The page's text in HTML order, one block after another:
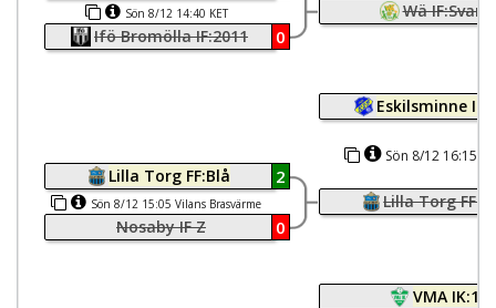
Sön 8/12 14:40 KET
Ifö Bromölla IF:2011 0
Lilla Torg FF:Blå 2
Sön 8/12 15:05 Vilans Brasvärme
Nosaby IF Z 0
Wä IF:Svart
Eskilsminne
Sön 8/12 16:15
Lilla Torg
VMA IK:1